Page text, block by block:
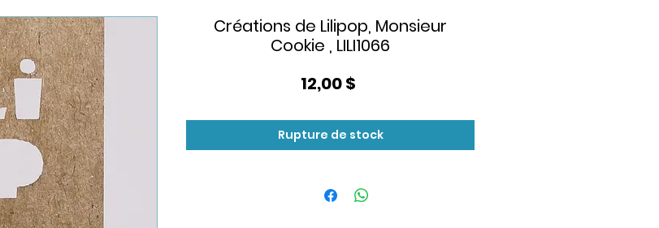
Créations de Lilipop, Monsieur
Cookie , LILI1066
12,00 $
Rupture de stock